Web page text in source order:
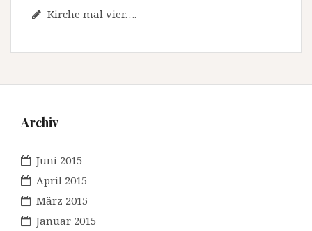
Kirche mal vier….
Archiv
Juni 2015
April 2015
März 2015
Januar 2015